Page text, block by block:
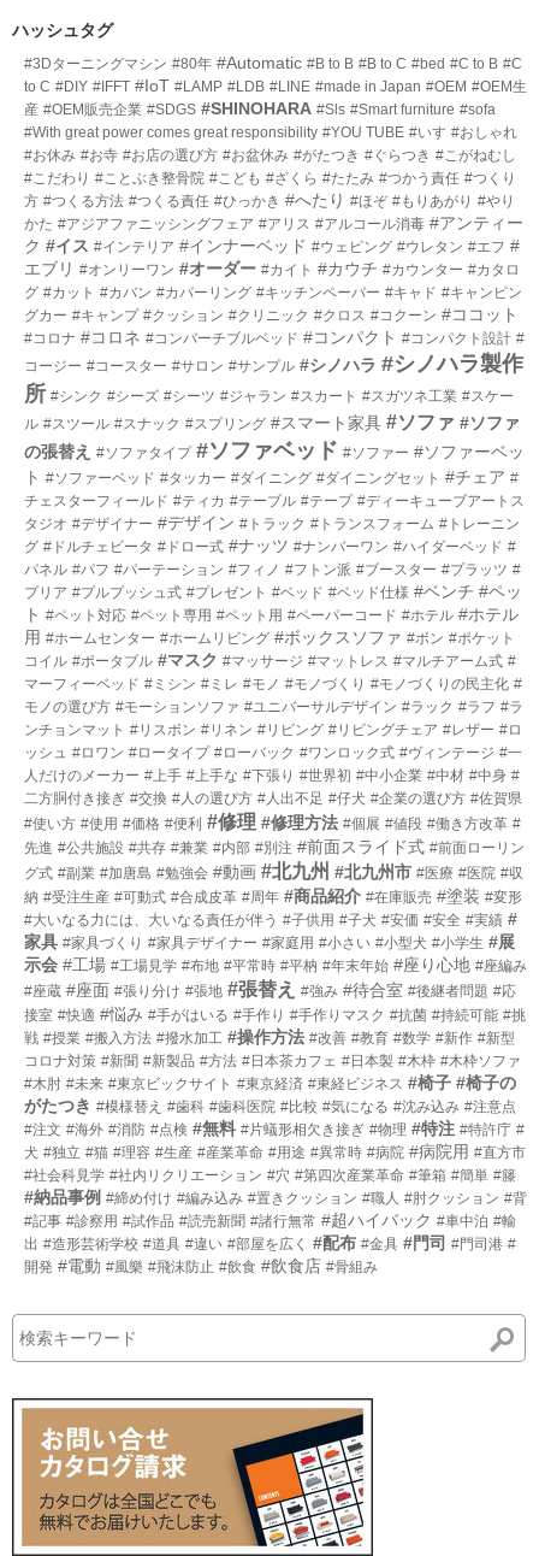
リ
数
ハッシュタグ
#3Dターニングマシン #80年 #Automatic #B to B #B to C #bed #C to B #C
to C #DIY #IFFT #IoT #LAMP #LDB #LINE #made in Japan #OEM #OEM生
産 #OEM販売企業 #SDGS #SHINOHARA #Sls #Smart furniture #sofa
#With great power comes great responsibility #YOU TUBE #いす #おしゃれ
#お休み #お寺 #お店の選び方 #お盆休み #がたつき #ぐらつき #こがねむし
#こだわり #ことぶき整骨院 #こども #ざくら #たたみ #つかう責任 #つくり
方 #つくる方法 #つくる責任 #ひっかき #へたり #ほぞ #もりあがり #やり
かた #アジアファニッシングフェア #アリス #アルコール消毒 #アンティー
ク #イス #インテリア #インナーベッド #ウェピング #ウレタン #エフ #
エブリ #オンリーワン #オーダー #カイト #カウチ #カウンター #カタロ
グ #カット #カバン #カバーリング #キッチンペーパー #キャド #キャンピン
グカー #キャンプ #クッション #クリニック #クロス #コクーン #ココット
#コロナ #コロネ #コンバーチブルベッド #コンパクト #コンパクト設計 #
コージー #コースター #サロン #サンプル #シノハラ #シノハラ製作
所 #シンク #シーズ #シーツ #ジャラン #スカート #スガツネ工業 #スケー
ル #スツール #スナック #スプリング #スマート家具 #ソファ #ソファ
の張替え #ソファタイプ #ソファベッド #ソファー #ソファーベッ
ト #ソファーベッド #タッカー #ダイニング #ダイニングセット #チェア #
チェスターフィールド #ティカ #テーブル #テープ #ディーキューブアートス
タジオ #デザイナー #デザイン #トラック #トランスフォーム #トレーニン
グ #ドルチェビータ #ドロー式 #ナッツ #ナンバーワン #ハイダーベッド #
パネル #パフ #パーテーション #フィノ #フトン派 #ブースター #プラッツ #
プリア #プルプッシュ式 #プレゼント #ベッド #ベッド仕様 #ベンチ #ペッ
ト #ペット対応 #ペット専用 #ペット用 #ペーパーコード #ホテル #ホテル
用 #ホームセンター #ホームリビング #ボックスソファ #ボン #ポケット
コイル #ポータブル #マスク #マッサージ #マットレス #マルチアーム式 #
マーフィーベッド #ミシン #ミレ #モノ #モノづくり #モノづくりの民主化 #
モノの選び方 #モーションソファ #ユニバーサルデザイン #ラック #ラフ #ラ
ンチョンマット #リスボン #リネン #リビング #リビングチェア #レザー #ロ
ッシュ #ロワン #ロータイプ #ローバック #ワンロック式 #ヴィンテージ #一
人だけのメーカー #上手 #上手な #下張り #世界初 #中小企業 #中材 #中身 #
二方胴付き接ぎ #交換 #人の選び方 #人出不足 #仔犬 #企業の選び方 #佐賀県
#使い方 #使用 #価格 #便利 #修理 #修理方法 #個展 #値段 #働き方改革 #
先進 #公共施設 #共存 #兼業 #内部 #別注 #前面スライド式 #前面ローリン
グ式 #副業 #加唐島 #勉強会 #動画 #北九州 #北九州市 #医療 #医院 #収
納 #受注生産 #可動式 #合成皮革 #周年 #商品紹介 #在庫販売 #塗装 #変形
#大いなる力には、大いなる責任が伴う #子供用 #子犬 #安価 #安全 #実績 #
家具 #家具づくり #家具デザイナー #家庭用 #小さい #小型犬 #小学生 #展
示会 #工場 #工場見学 #布地 #平常時 #平枘 #年末年始 #座り心地 #座編み
#座蔵 #座面 #張り分け #張地 #張替え #強み #待合室 #後継者問題 #応
接室 #快適 #悩み #手がはいる #手作り #手作りマスク #抗菌 #持続可能 #挑
戦 #授業 #搬入方法 #撥水加工 #操作方法 #改善 #教育 #数学 #新作 #新型
コロナ対策 #新聞 #新製品 #方法 #日本茶カフェ #日本製 #木枠 #木枠ソファ
#木肘 #未来 #東京ビックサイト #東京経済 #東経ビジネス #椅子 #椅子の
がたつき #模様替え #歯科 #歯科医院 #比較 #気になる #沈み込み #注意点
#注文 #海外 #消防 #点検 #無料 #片蟻形相欠き接ぎ #物理 #特注 #特許庁 #
犬 #独立 #猫 #理容 #生産 #産業革命 #用途 #異常時 #病院 #病院用 #直方市
#社会科見学 #社内リクリエーション #穴 #第四次産業革命 #筆箱 #簡単 #籐
#納品事例 #締め付け #編み込み #置きクッション #職人 #肘クッション #背
#記事 #診察用 #試作品 #読売新聞 #諸行無常 #超ハイバック #車中泊 #輸
出 #造形芸術学校 #道具 #違い #部屋を広く #配布 #金具 #門司 #門司港 #
開発 #電動 #風樂 #飛沫防止 #飲食 #飲食店 #骨組み